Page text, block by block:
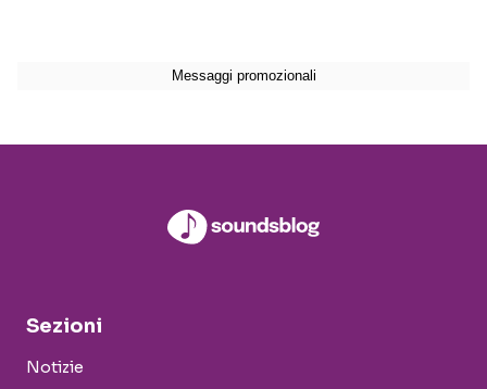
Sezioni
Notizie